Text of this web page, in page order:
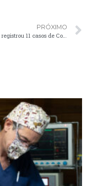
PRÓXIMO
Palmeira registrou 11 casos de Covid-19 no boletim desta quarta-feira (22)